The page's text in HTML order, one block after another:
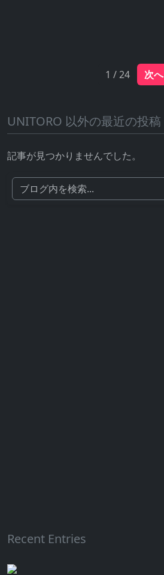
1 / 24 次へ
UNITORO 以外の最近の投稿
記事が見つかりませんでした。
Recent Entries